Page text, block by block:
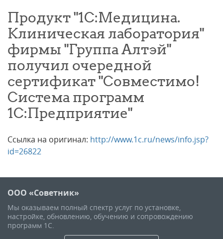
Продукт "1С:Медицина.
Клиническая лаборатория"
фирмы "Группа Алтэй"
получил очередной
сертификат "Совместимо!
Система программ
1С:Предприятие"
Ссылка на оригинал: http://www.1c.ru/news/info.jsp?
id=26822
ООО «Советник»
Мы оказываем полный спектр услуг по установке,
настройке, обновлению, обучению и сопровождению
программ 1С.